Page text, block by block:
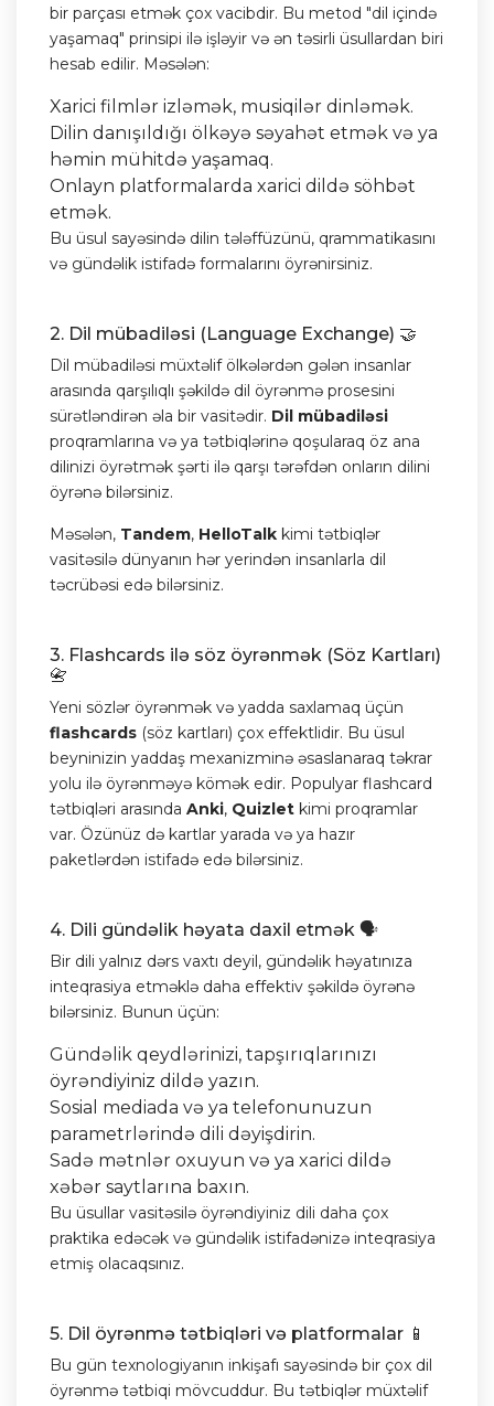
bir parçası etmək çox vacibdir. Bu metod "dil içində
yaşamaq" prinsipi ilə işləyir və ən təsirli üsullardan biri
hesab edilir. Məsələn:
Xarici filmlər izləmək, musiqilər dinləmək.
Dilin danışıldığı ölkəyə səyahət etmək və ya
həmin mühitdə yaşamaq.
Onlayn platformalarda xarici dildə söhbət
etmək.
Bu üsul sayəsində dilin tələffüzünü, qrammatikasını
və gündəlik istifadə formalarını öyrənirsiniz.
2. Dil mübadiləsi (Language Exchange) 🤝
Dil mübadiləsi müxtəlif ölkələrdən gələn insanlar
arasında qarşılıqlı şəkildə dil öyrənmə prosesini
sürətləndirən əla bir vasitədir. Dil mübadiləsi
proqramlarına və ya tətbiqlərinə qoşularaq öz ana
dilinizi öyrətmək şərti ilə qarşı tərəfdən onların dilini
öyrənə bilərsiniz.
Məsələn, Tandem, HelloTalk kimi tətbiqlər
vasitəsilə dünyanın hər yerindən insanlarla dil
təcrübəsi edə bilərsiniz.
3. Flashcards ilə söz öyrənmək (Söz Kartları)
📇
Yeni sözlər öyrənmək və yadda saxlamaq üçün
flashcards (söz kartları) çox effektlidir. Bu üsul
beyninizin yaddaş mexanizminə əsaslanaraq təkrar
yolu ilə öyrənməyə kömək edir. Populyar flashcard
tətbiqləri arasında Anki, Quizlet kimi proqramlar
var. Özünüz də kartlar yarada və ya hazır
paketlərdən istifadə edə bilərsiniz.
4. Dili gündəlik həyata daxil etmək 🗣️
Bir dili yalnız dərs vaxtı deyil, gündəlik həyatınıza
inteqrasiya etməklə daha effektiv şəkildə öyrənə
bilərsiniz. Bunun üçün:
Gündəlik qeydlərinizi, tapşırıqlarınızı
öyrəndiyiniz dildə yazın.
Sosial mediada və ya telefonunuzun
parametrlərində dili dəyişdirin.
Sadə mətnlər oxuyun və ya xarici dildə
xəbər saytlarına baxın.
Bu üsullar vasitəsilə öyrəndiyiniz dili daha çox
praktika edəcək və gündəlik istifadənizə inteqrasiya
etmiş olacaqsınız.
5. Dil öyrənmə tətbiqləri və platformalar 📱
Bu gün texnologiyanın inkişafı sayəsində bir çox dil
öyrənmə tətbiqi mövcuddur. Bu tətbiqlər müxtəlif